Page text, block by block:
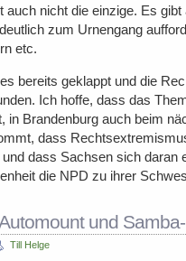
auch nicht die einzige. Es gibt
zum Urnengang
etc.
bereits geklappt und die
Ich hoffe, dass das
in Brandenburg auch beim
dass
dass Sachsen sich daran
die NPD zu ihrer
und
Till Helge